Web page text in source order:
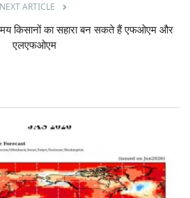
NEXT ARTICLE
किसानों का सहारा बन सकते हैं एफओएम और
एलएफओएम